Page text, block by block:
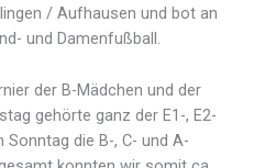
/ Aufhausen und bot an
und Damenfußball.
der B-Mädchen und der
gehörte ganz der E1-, E2-
die B-, C- und A-